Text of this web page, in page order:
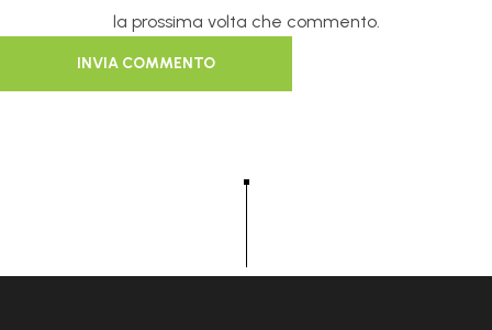
la prossima volta che commento.